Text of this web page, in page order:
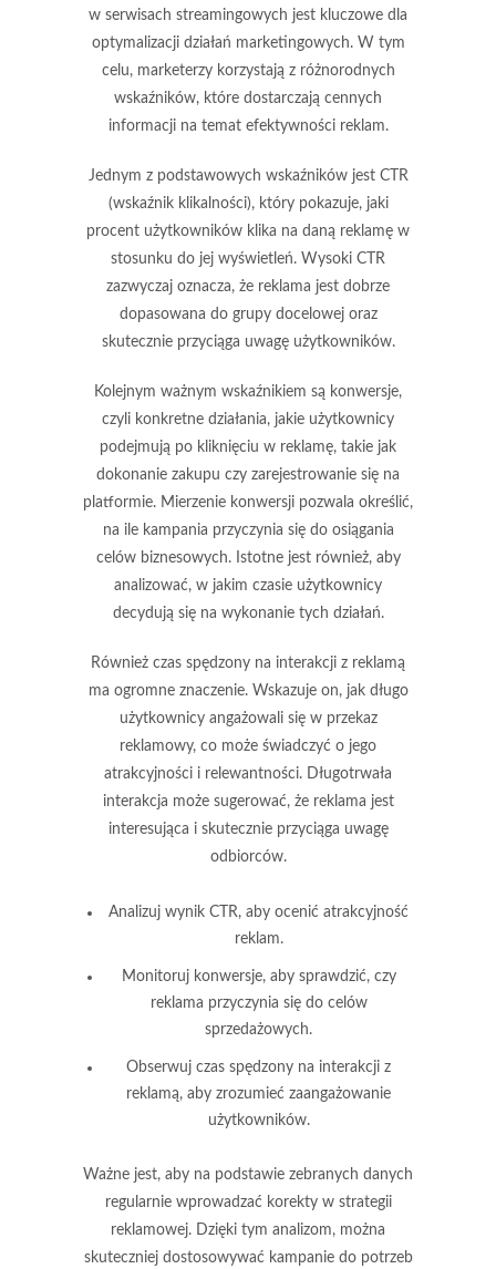
w serwisach streamingowych jest kluczowe dla
optymalizacji działań marketingowych. W tym
celu, marketerzy korzystają z różnorodnych
wskaźników, które dostarczają cennych
informacji na temat efektywności reklam.
Jednym z podstawowych wskaźników jest CTR
(wskaźnik klikalności), który pokazuje, jaki
procent użytkowników klika na daną reklamę w
stosunku do jej wyświetleń. Wysoki CTR
zazwyczaj oznacza, że reklama jest dobrze
dopasowana do grupy docelowej oraz
skutecznie przyciąga uwagę użytkowników.
Kolejnym ważnym wskaźnikiem są konwersje,
czyli konkretne działania, jakie użytkownicy
podejmują po kliknięciu w reklamę, takie jak
dokonanie zakupu czy zarejestrowanie się na
platformie. Mierzenie konwersji pozwala określić,
na ile kampania przyczynia się do osiągania
celów biznesowych. Istotne jest również, aby
analizować, w jakim czasie użytkownicy
decydują się na wykonanie tych działań.
Również czas spędzony na interakcji z reklamą
ma ogromne znaczenie. Wskazuje on, jak długo
użytkownicy angażowali się w przekaz
reklamowy, co może świadczyć o jego
atrakcyjności i relewantności. Długotrwała
interakcja może sugerować, że reklama jest
interesująca i skutecznie przyciąga uwagę
odbiorców.
Analizuj wynik CTR, aby ocenić atrakcyjność
reklam.
Monitoruj konwersje, aby sprawdzić, czy
reklama przyczynia się do celów
sprzedażowych.
Obserwuj czas spędzony na interakcji z
reklamą, aby zrozumieć zaangażowanie
użytkowników.
Ważne jest, aby na podstawie zebranych danych
regularnie wprowadzać korekty w strategii
reklamowej. Dzięki tym analizom, można
skuteczniej dostosowywać kampanie do potrzeb